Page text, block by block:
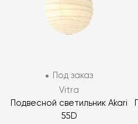
Под заказ
Vitra
Подвесной светильник Akari
55D